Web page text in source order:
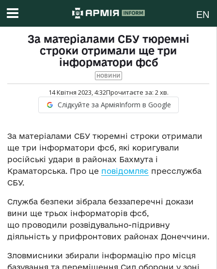
EN
За матеріалами СБУ тюремні
строки отримали ще три
інформатори фсб
НОВИНИ
14 Квітня 2023, 4:32Прочитаєте за: 2хв.
Слідкуйте за АрміяInform в Google
За матеріалами СБУ тюремні строки отримали
ще три інформатори фсб, які коригували
російські удари в районах Бахмута і
Краматорська. Про це повідомляє пресслужба
СБУ.
Служба безпеки зібрала беззаперечні докази
вини ще трьох інформаторів фсб,
що проводили розвідувально-підривну
діяльність у прифронтових районах Донеччини.
Зловмисники збирали інформацію про місця
базування та переміщення Сил оборони у зоні